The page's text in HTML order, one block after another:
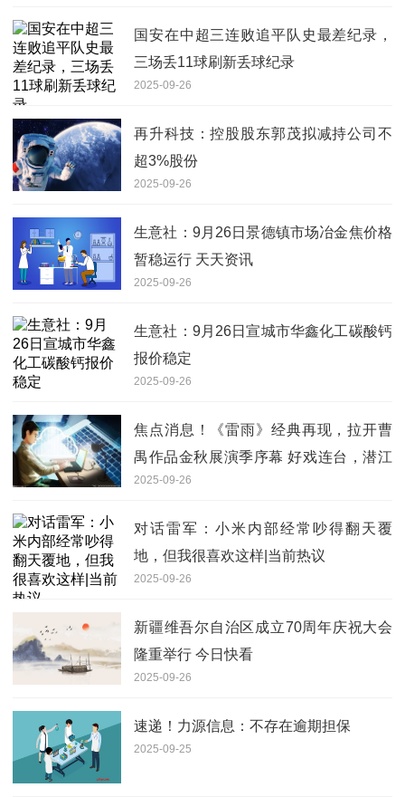
国安在中超三连败追平队史最差纪录，
三场丢11球刷新丢球纪录
2025-09-26
再升科技：控股股东郭茂拟减持公司不
超3%股份
2025-09-26
生意社：9月26日景德镇市场冶金焦价格
暂稳运行 天天资讯
2025-09-26
生意社：9月26日宣城市华鑫化工碳酸钙
报价稳定
2025-09-26
焦点消息！《雷雨》经典再现，拉开曹
禺作品金秋展演季序幕 好戏连台，潜江
邀你共赴文旅盛宴
2025-09-26
对话雷军：小米内部经常吵得翻天覆
地，但我很喜欢这样|当前热议
2025-09-26
新疆维吾尔自治区成立70周年庆祝大会
隆重举行 今日快看
2025-09-26
速递！力源信息：不存在逾期担保
2025-09-25